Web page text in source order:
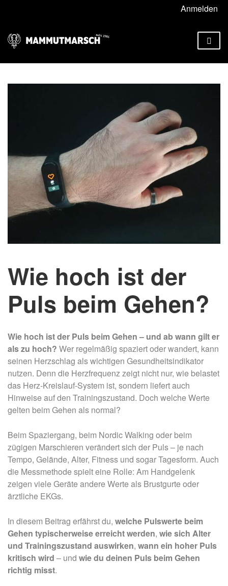
Anmelden
Wie hoch ist der
Puls beim Gehen?
Wie hoch ist der Puls beim Gehen – und ab wann gilt er
als zu hoch? Wer regelmäßig spaziert oder wandert, kann
seinen Herzschlag als wichtigen Gesundheitsindikator
nutzen. Denn die Herzfrequenz zeigt nicht nur, wie belastet
das Herz-Kreislauf-System ist, sondern liefert auch
Hinweise auf den Trainingszustand. Doch welche Werte
gelten beim Gehen als normal?
Beim Spaziergang, beim Nordic Walking oder beim
zügigen Marschieren verändert sich der Puls – je nach
Tempo, Gelände, Alter, Fitness und sogar Tagesform. Auch
die Messmethode spielt eine Rolle: Am Handgelenk
zeigen viele Geräte andere Werte als Brustgurte oder
ärztliche EKGs.
In diesem Beitrag erfährst du, welche Pulswerte beim
Gehen typischerweise erreicht werden, wie sich Alter
und Trainingszustand auswirken, wann ein hoher Puls
kritisch wird – und wie du deinen Puls beim Gehen
richtig misst.